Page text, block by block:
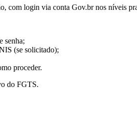
com login via conta Gov.br nos níveis
senha;
(se solicitado);
proceder.
do FGTS.